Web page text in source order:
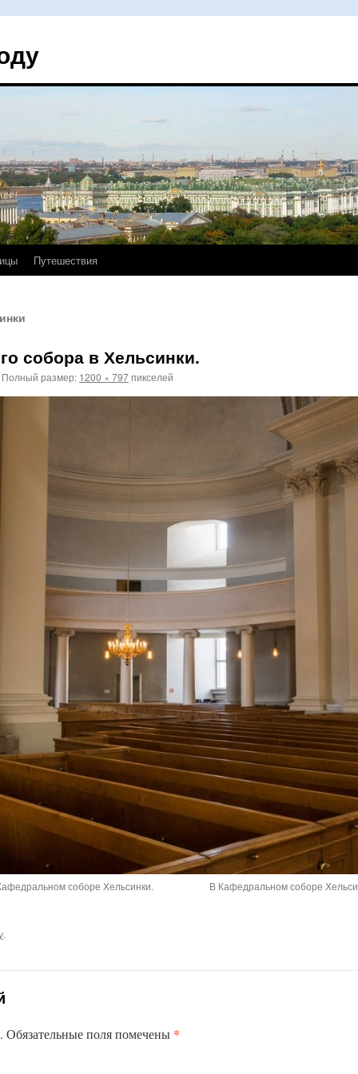
Путешествия
собора в Хельсинки.
Полный размер: 1200 × 797пикселей
соборе Хельсинки. В Кафедральном соборе
.
Обязательные поля помечены *